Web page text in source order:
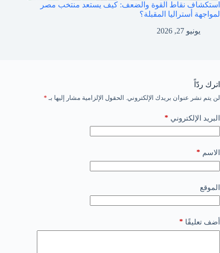
استكشاف نقاط القوة والضعف: كيف يستعد منتخب مصر
لمواجهة أستراليا المقبلة؟
يونيو 27, 2026
اترك ردّاً
لن يتم نشر عنوان بريدك الإلكتروني. الحقول الإلزامية مشار إليها بـ *
البريد الإلكتروني *
الاسم *
الموقع
أضف تعليقًا *